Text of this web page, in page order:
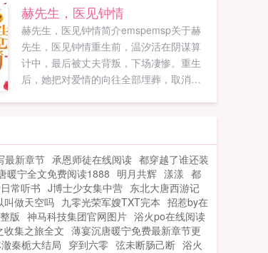
回自己豪门公主该有的一切。温柔腹黑大
哥努力赚钱养她，嘴硬心软大姐努力绘画
养她，叛逆校霸二哥抓起笔逆袭成天才科
学家养她。苏芊芊悠闲开了个网店卖药，
转头火出了圈，成了最出名的少女天才。
不过…这从异世带回来的帅手下怎么越来
赫先生，医见钟情
赫先生，医见钟情简介emspemsp关于赫
先生，医见钟情重生前，温汐活在阴谋算
计中，最后被丈夫背叛，下场凄惨。重生
后，她把对爱情的向往全部埋葬，取消婚
最新章节 承恩师徒在线阅读 都穿越了谁还装
暖宁全文免费阅读1888 明月共辉 漾漾 都
常听书 J博士少女集中营 东北大唐西游记
叫做天空吗 九零光荣军嫂TXT完本 招惹by在
版 神马科技集团官网图片 浴火po在线阅读
收集之旅全文 薄宴沉唐暖宁免费最新章节更
秦栀大结局 穿到六零 弦未断肠己断 浴火